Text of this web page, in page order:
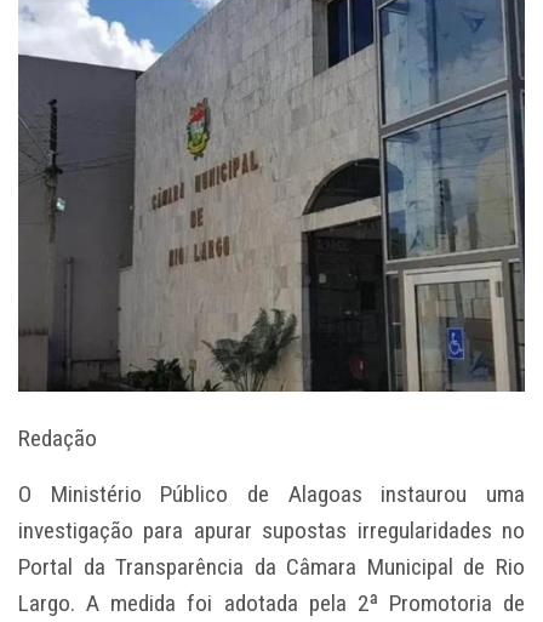
Redação
O Ministério Público de Alagoas instaurou uma
investigação para apurar supostas irregularidades no
Portal da Transparência da Câmara Municipal de Rio
Largo. A medida foi adotada pela 2ª Promotoria de